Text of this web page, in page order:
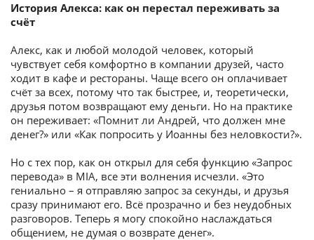
История Алекса: как он перестал переживать за
счёт
Алекс, как и любой молодой человек, который
чувствует себя комфортно в компании друзей, часто
ходит в кафе и рестораны. Чаще всего он оплачивает
счёт за всех, потому что так быстрее, и, теоретически,
друзья потом возвращают ему деньги. Но на практике
он переживает: «Помнит ли Андрей, что должен мне
денег?» или «Как попросить у Иоанны без неловкости?».
Но с тех пор, как он открыл для себя функцию «Запрос
перевода» в MIA, все эти волнения исчезли. «Это
гениально – я отправляю запрос за секунды, и друзья
сразу принимают его. Всё прозрачно и без неудобных
разговоров. Теперь я могу спокойно наслаждаться
общением, не думая о возврате денег».